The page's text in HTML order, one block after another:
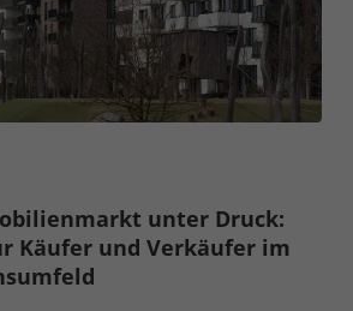
unter Druck:
Käufer und Verkäufer im